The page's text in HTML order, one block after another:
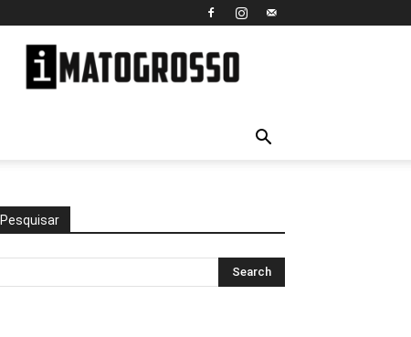
Grosso
Pesquisar